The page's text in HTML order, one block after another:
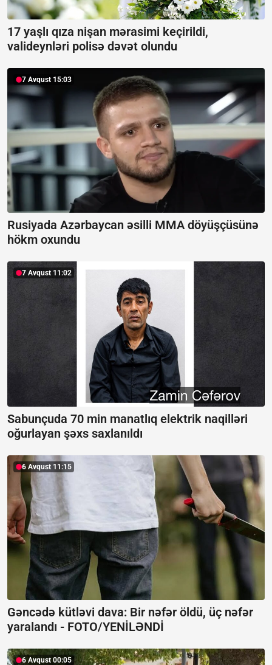
17 yaşlı qıza nişan mərasimi keçirildi,
valideynləri polisə dəvət olundu
7 Avqust 15:03
Rusiyada Azərbaycan əsilli MMA döyüşçüsünə
hökm oxundu
7 Avqust 11:02
Sabunçuda 70 min manatlıq elektrik naqilləri
oğurlayan şəxs saxlanıldı
6 Avqust 11:15
Gəncədə kütləvi dava: Bir nəfər öldü, üç nəfər
yaralandı - FOTO/YENİLƏNDİ
6 Avqust 00:05